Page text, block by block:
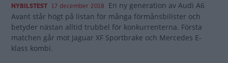
NYBILSTEST 17 december 2018 En ny generation av Audi A6
Avant står högt på listan för många förmånsbilister och
betyder nästan alltid trubbel för konkurrenterna. Första
matchen går mot Jaguar XF Sportbrake och Mercedes E-
klass kombi.